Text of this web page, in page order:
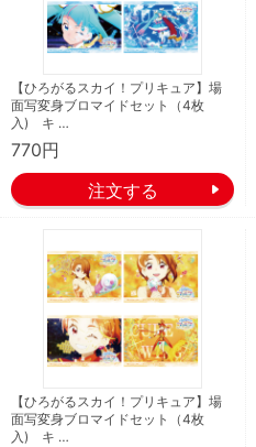
【ひろがるスカイ！プリキュア】場
面写変身ブロマイドセット（4枚
入) キ …
770円
【ひろがるスカイ！プリキュア】場
面写変身ブロマイドセット（4枚
入) キ …